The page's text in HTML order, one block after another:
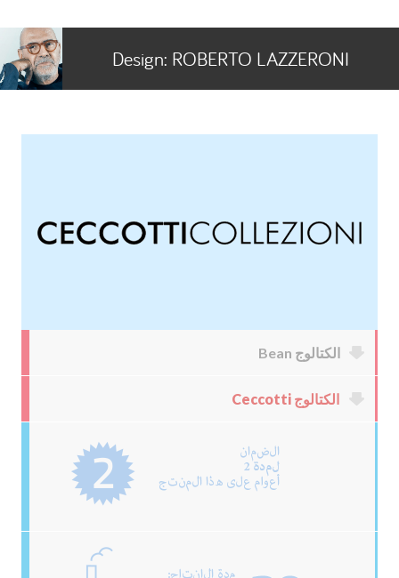
Design: ROBERTO LAZZERONI
الكتالوج Bean
الكتالوج Ceccotti